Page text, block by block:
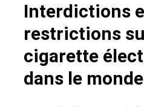
Interdictions
restrictions
cigarette
dans le monde